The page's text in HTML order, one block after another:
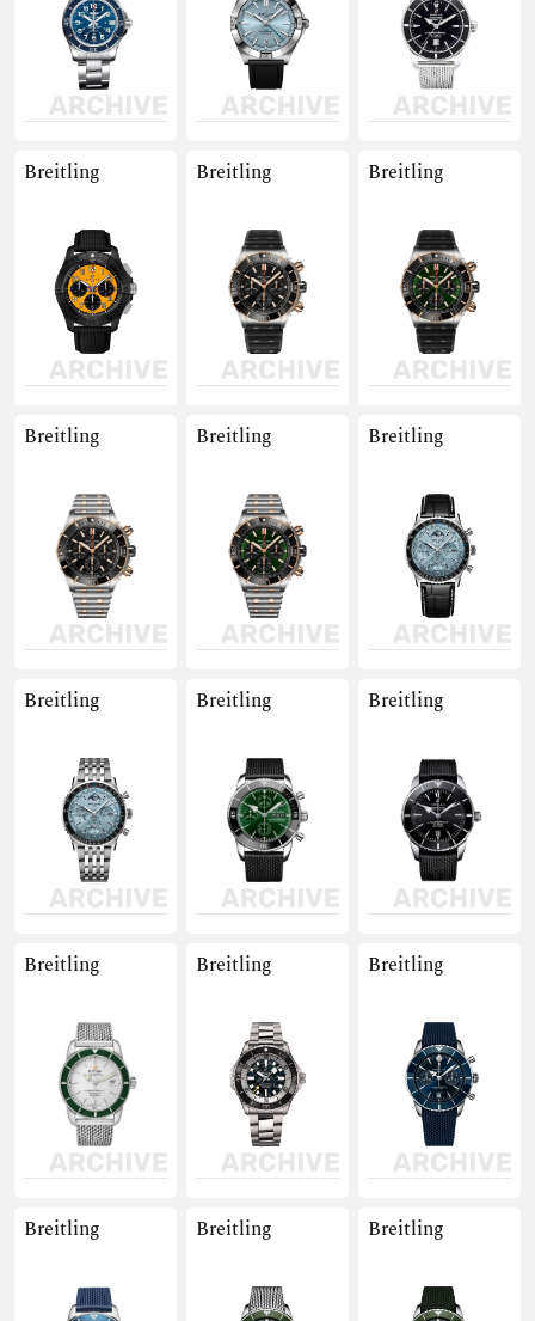
Breitling Breitling Breitling
Breitling Breitling Breitling
Breitling Breitling Breitling
Breitling Breitling Breitling
Breitling Breitling Breitling